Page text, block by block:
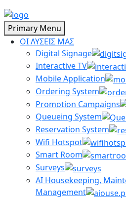
Primary Menu
ΟΙ ΛΥΣΕΙΣ ΜΑΣ
Digital Signage
Interactive TV
Mobile Application
Ordering System
Promotion Campaigns
Queueing System
Reservation System
Wifi Hotspot
Smart Room
Surveys
AI Housekeeping,
Management